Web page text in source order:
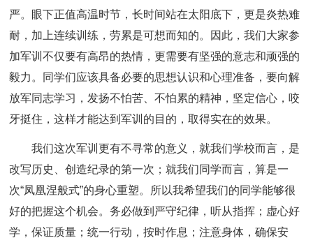
严。眼下正值高温时节，长时间站在太阳底下，更是炎热难
耐，加上连续训练，劳累是可想而知的。因此，我们大家参
加军训不仅要有高昂的热情，更需要有坚强的意志和顽强的
毅力。同学们应该具备必要的思想认识和心理准备，要向解
放军同志学习，发扬不怕苦、不怕累的精神，坚定信心，咬
牙挺住，这样才能达到军训的目的，取得实在的效果。
我们这次军训更有不寻常的意义，就我们学校而言，是
改写历史、创造纪录的第一次；就我们同学而言，算是一
次“凤凰涅般式”的身心重塑。所以我希望我们的同学能够很
好的把握这个机会。务必做到严守纪律，听从指挥；虚心好
学，保证质量；统一行动，按时作息；注意身体，确保安